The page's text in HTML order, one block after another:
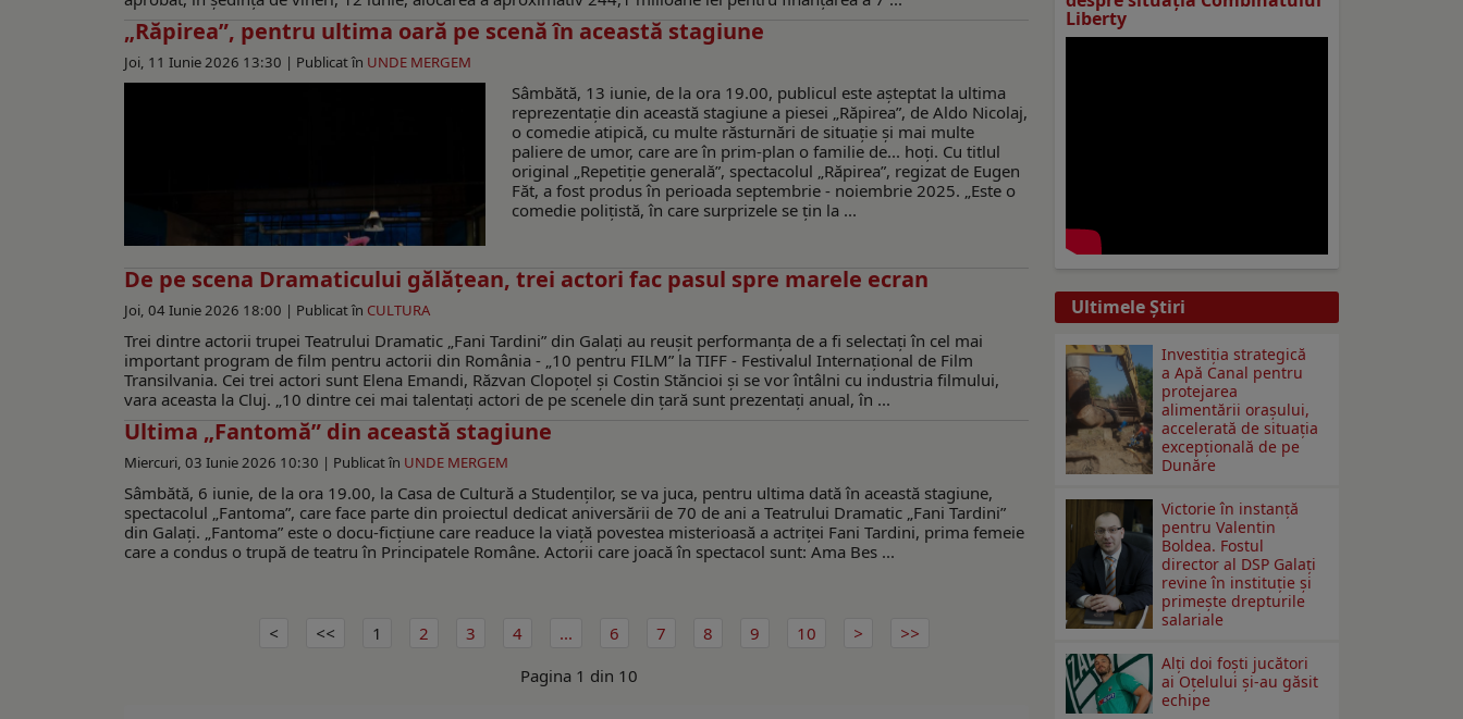
„Răpirea”, pentru ultima oară pe scenă în această stagiune
Joi, 11 Iunie 2026 13:30 | Publicat în UNDE MERGEM
Sâmbătă, 13 iunie, de la ora 19.00, publicul este așteptat la ultima
reprezentație din această stagiune a piesei „Răpirea”, de Aldo Nicolaj,
o comedie atipică, cu multe răsturnări de situație și mai multe
paliere de umor, care are în prim-plan o familie de... hoți. Cu titlul
original „Repetiție generală”, spectacolul „Răpirea”, regizat de Eugen
Făt, a fost produs în perioada septembrie - noiembrie 2025. „Este o
comedie polițistă, în care surprizele se țin la ...
De pe scena Dramaticului gălățean, trei actori fac pasul spre marele ecran
Joi, 04 Iunie 2026 18:00 | Publicat în CULTURA
Trei dintre actorii trupei Teatrului Dramatic „Fani Tardini” din Galați au reușit performanța de a fi selectați în cel mai
important program de film pentru actorii din România - „10 pentru FILM” la TIFF - Festivalul Internațional de Film
Transilvania. Cei trei actori sunt Elena Emandi, Răzvan Clopoțel și Costin Stăncioi și se vor întâlni cu industria filmului,
vara aceasta la Cluj. „10 dintre cei mai talentați actori de pe scenele din țară sunt prezentați anual, în ...
Ultima „Fantomă” din această stagiune
Miercuri, 03 Iunie 2026 10:30 | Publicat în UNDE MERGEM
Sâmbătă, 6 iunie, de la ora 19.00, la Casa de Cultură a Studenților, se va juca, pentru ultima dată în această stagiune,
spectacolul „Fantoma”, care face parte din proiectul dedicat aniversării de 70 de ani a Teatrului Dramatic „Fani Tardini”
din Galaţi. „Fantoma” este o docu-ficțiune care readuce la viață povestea misterioasă a actriței Fani Tardini, prima femeie
care a condus o trupă de teatru în Principatele Române. Actorii care joacă în spectacol sunt: Ama Bes ...
1 2 3 4 ... 6 7 8 9
10
Pagina 1 din 10
Liberty
Ultimele Ştiri
Investiția strategică
a Apă Canal pentru
protejarea
alimentării orașului,
accelerată de situația
excepțională de pe
Dunăre
Victorie în instanță
pentru Valentin
Boldea. Fostul
director al DSP Galați
revine în instituție și
primește drepturile
salariale
Alți doi foști jucători
ai Oțelului și-au găsit
echipe